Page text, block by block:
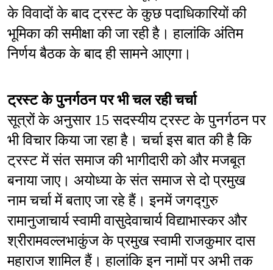
के विवादों के बाद ट्रस्ट के कुछ पदाधिकारियों की
भूमिका की समीक्षा की जा रही है। हालांकि अंतिम
निर्णय बैठक के बाद ही सामने आएगा।
ट्रस्ट के पुनर्गठन पर भी चल रही चर्चा
सूत्रों के अनुसार 15 सदस्यीय ट्रस्ट के पुनर्गठन पर
भी विचार किया जा रहा है। चर्चा इस बात की है कि
ट्रस्ट में संत समाज की भागीदारी को और मजबूत
बनाया जाए। अयोध्या के संत समाज से दो प्रमुख
नाम चर्चा में बताए जा रहे हैं। इनमें जगद्गुरु
रामानुजाचार्य स्वामी वासुदेवाचार्य विद्याभास्कर और
श्रीरामवल्लभाकुंज के प्रमुख स्वामी राजकुमार दास
महाराज शामिल हैं। हालांकि इन नामों पर अभी तक